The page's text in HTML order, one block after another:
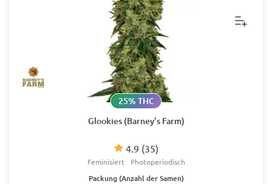
Glookies (Barney's Farm)
4.9 (35)
25% THC
Feminisiert Photoperiodisch
Packung (Anzahl der Samen)